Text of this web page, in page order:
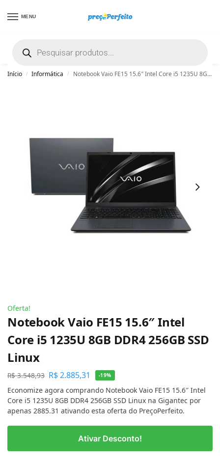
MENU
Início / Informática / Notebook Vaio FE15 15.6″ Intel Core i5 1235U 8GB DDR4 256GB SSD Linux
Oferta!
Notebook Vaio FE15 15.6″ Intel
Core i5 1235U 8GB DDR4 256GB SSD
Linux
R$3.548,93 R$2.885,31 -19%
Economize agora comprando Notebook Vaio FE15 15.6″ Intel
Core i5 1235U 8GB DDR4 256GB SSD Linux na Gigantec por
apenas 2885.31 ativando esta oferta do PreçoPerfeito.
Ativar Desconto!